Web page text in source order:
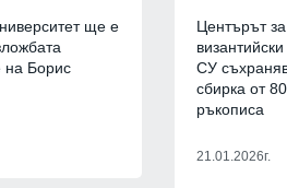
ще е
на Борис
Центърът
СУ
сбирка от
ръкописа
21.01.2026г.
ЗДРАВЕОПАЗВАНЕ